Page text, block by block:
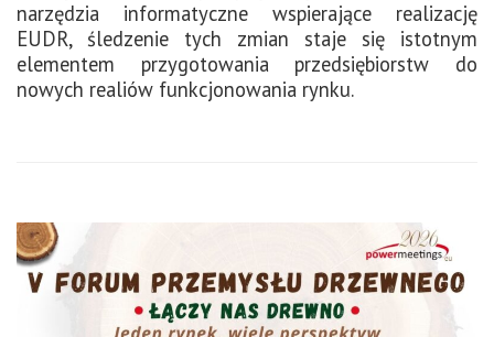
narzędzia informatyczne wspierające realizację
EUDR, śledzenie tych zmian staje się istotnym
elementem przygotowania przedsiębiorstw do
nowych realiów funkcjonowania rynku.